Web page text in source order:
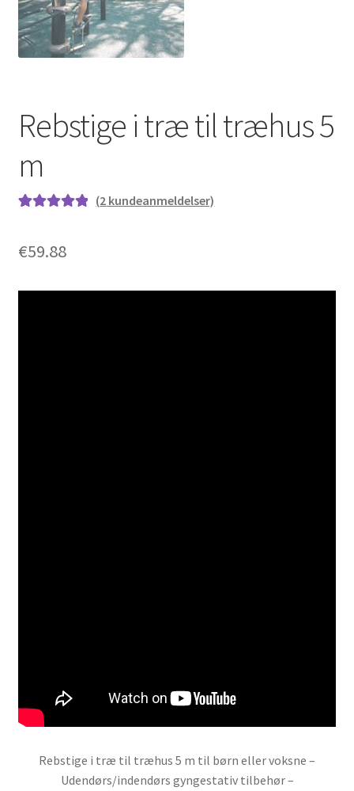
Rebstige i træ til træhus 5
m
baseret på
(2 kundeanmeldelser)
€59.88
Rebstige i træ til træhus 5 m til børn eller voksne –
Udendørs/indendørs gyngestativ tilbehør –